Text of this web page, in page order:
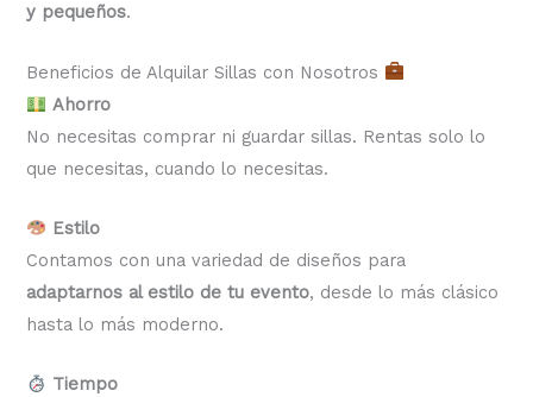
y pequeños.
Beneficios de Alquilar Sillas con Nosotros
Ahorro
No necesitas comprar ni guardar sillas. Rentas solo lo
que necesitas, cuando lo necesitas.
Estilo
Contamos con una variedad de diseños para
adaptarnos al estilo de tu evento, desde lo más clásico
hasta lo más moderno.
Tiempo